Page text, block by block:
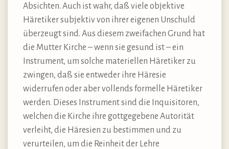
Absichten. Auch ist wahr, daß viele objektive
Häretiker subjektiv von ihrer eigenen Unschuld
überzeugt sind. Aus diesem zweifachen Grund hat
die Mutter Kirche – wenn sie gesund ist – ein
Instrument, um solche materiellen Häretiker zu
zwingen, daß sie entweder ihre Häresie
widerrufen oder aber vollends formelle Häretiker
werden. Dieses Instrument sind die Inquisitoren,
welchen die Kirche ihre gottgegebene Autorität
verleiht, die Häresien zu bestimmen und zu
verurteilen, um die Reinheit der Lehre